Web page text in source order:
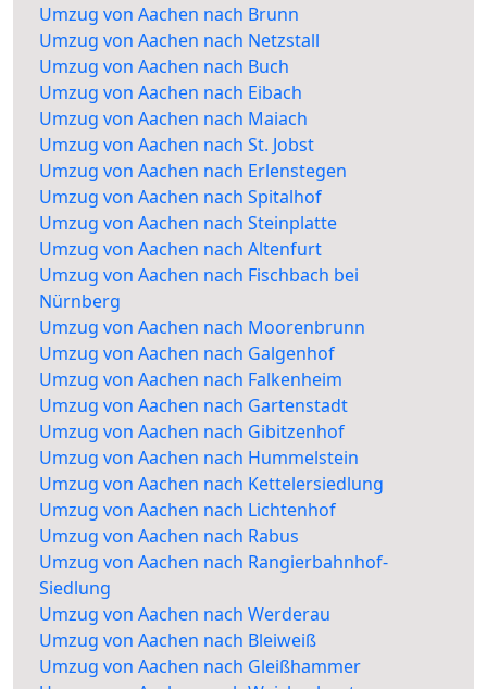
Umzug von Aachen nach Brunn
Umzug von Aachen nach Netzstall
Umzug von Aachen nach Buch
Umzug von Aachen nach Eibach
Umzug von Aachen nach Maiach
Umzug von Aachen nach St. Jobst
Umzug von Aachen nach Erlenstegen
Umzug von Aachen nach Spitalhof
Umzug von Aachen nach Steinplatte
Umzug von Aachen nach Altenfurt
Umzug von Aachen nach Fischbach bei
Nürnberg
Umzug von Aachen nach Moorenbrunn
Umzug von Aachen nach Galgenhof
Umzug von Aachen nach Falkenheim
Umzug von Aachen nach Gartenstadt
Umzug von Aachen nach Gibitzenhof
Umzug von Aachen nach Hummelstein
Umzug von Aachen nach Kettelersiedlung
Umzug von Aachen nach Lichtenhof
Umzug von Aachen nach Rabus
Umzug von Aachen nach Rangierbahnhof-
Siedlung
Umzug von Aachen nach Werderau
Umzug von Aachen nach Bleiweiß
Umzug von Aachen nach Gleißhammer